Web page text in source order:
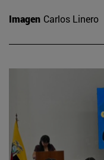
Imagen Carlos Linero